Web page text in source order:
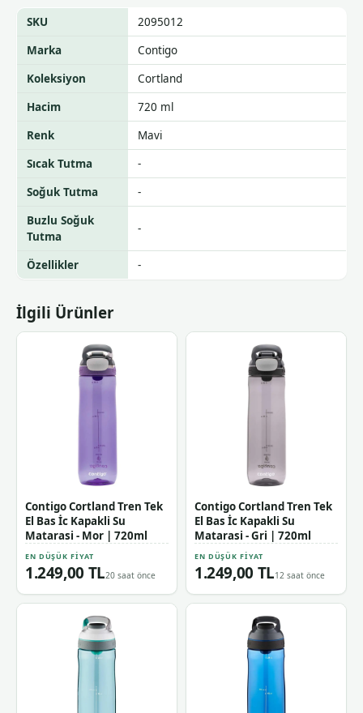
SKU
2095012
Marka
Contigo
Koleksiyon
Cortland
Hacim
720 ml
Renk
Mavi
Sıcak Tutma
-
Soğuk Tutma
-
Buzlu Soğuk
Tutma
-
Özellikler -
İlgili Ürünler
Contigo Cortland Tren Tek
El Bas İc Kapakli Su
Matarasi - Mor | 720ml
EN DÜŞÜK FIYAT
1.249,00 TL20 saat önce
Contigo Cortland Tren Tek
El Bas İc Kapakli Su
Matarasi - Gri | 720ml
EN DÜŞÜK FIYAT
1.249,00 TL12 saat önce